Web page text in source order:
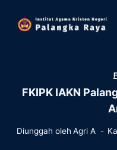
FKIPK IAKN
Diunggah oleh Agri A